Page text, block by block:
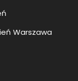
Warszawa